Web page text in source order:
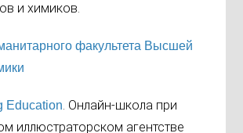
и химиков.
факультета Высшей
Education. Онлайн-школа при
иллюстраторском агентстве